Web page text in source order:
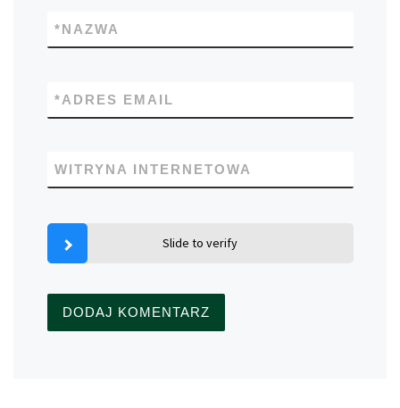
NAZWA
*
ADRES EMAIL
*
WITRYNA INTERNETOWA
Slide to verify